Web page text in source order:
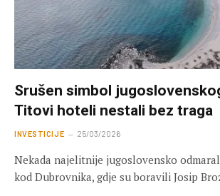
Srušen simbol
Titovi hoteli nestali bez traga
INVESTICIJE 25/03/2026
Nekada najelitnije jugoslovensko
kod Dubrovnika, gdje su boravili Josip